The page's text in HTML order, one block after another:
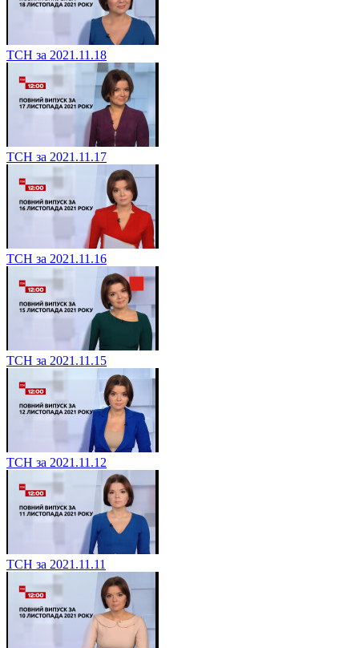
ТСН за 2021.11.18
ТСН за 2021.11.17
ТСН за 2021.11.16
ТСН за 2021.11.15
ТСН за 2021.11.12
ТСН за 2021.11.11